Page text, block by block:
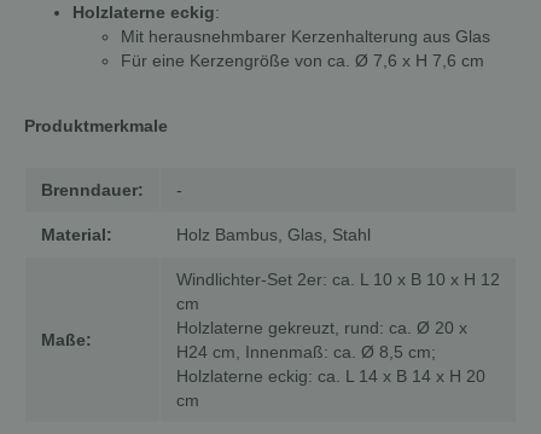
Holzlaterne eckig:
Mit herausnehmbarer Kerzenhalterung aus Glas
Für eine Kerzengröße von ca. Ø 7,6 x H 7,6 cm
Produktmerkmale
Brenndauer: -
Material: Holz Bambus, Glas, Stahl
Maße:
Windlichter-Set 2er: ca. L 10 x B 10 x H 12
cm
Holzlaterne gekreuzt, rund: ca. Ø 20 x
H24 cm, Innenmaß: ca. Ø 8,5 cm;
Holzlaterne eckig: ca. L 14 x B 14 x H 20
cm